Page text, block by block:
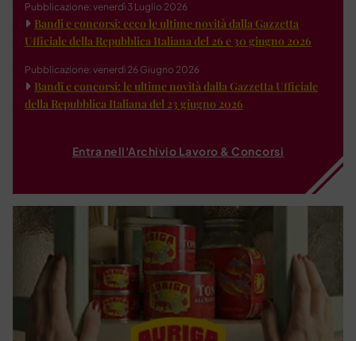
Pubblicazione: venerdì 3 Luglio 2026
Bandi e concorsi: ecco le ultime novità dalla Gazzetta
Ufficiale della Repubblica Italiana del 26 e 30 giugno 2026
Pubblicazione: venerdì 26 Giugno 2026
Bandi e concorsi: le ultime novità dalla Gazzetta Ufficiale
della Repubblica Italiana del 23 giugno 2026
Entra nell'Archivio Lavoro & Concorsi